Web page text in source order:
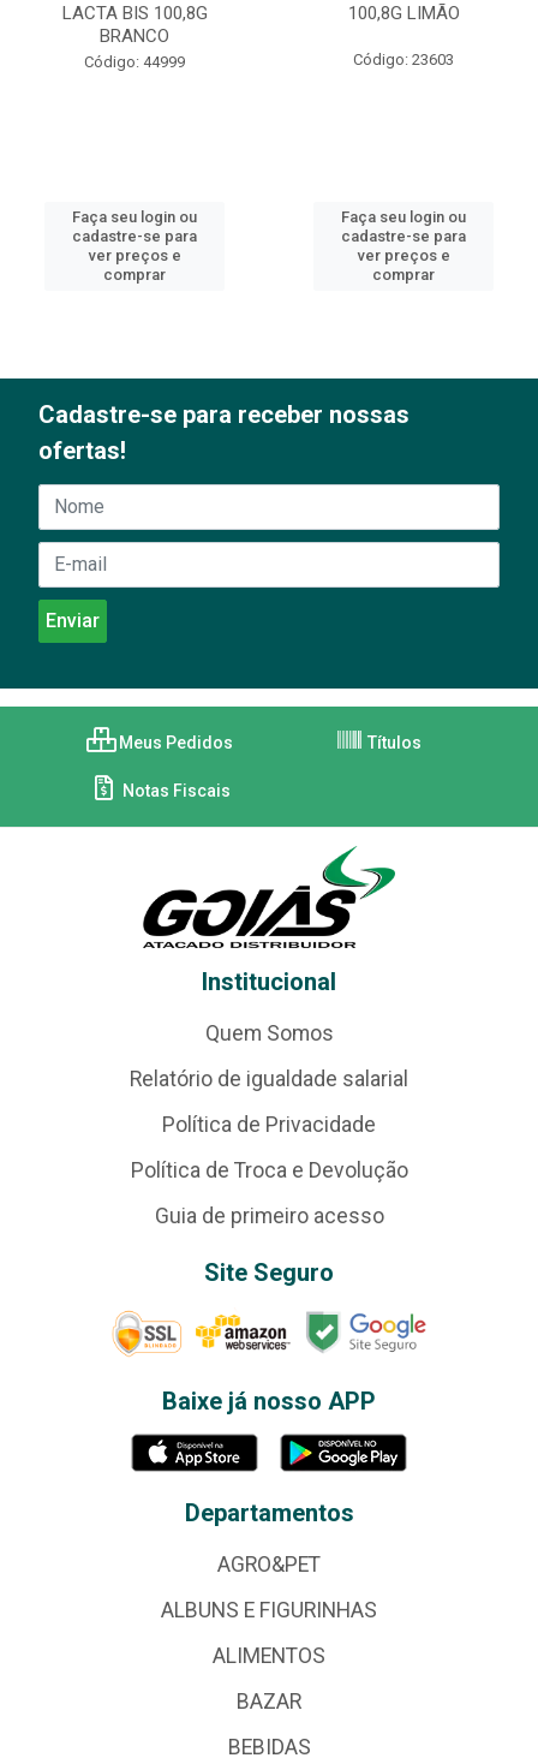
LACTA BIS 100,8G
BRANCO
Código: 44999
Faça seu login ou
cadastre-se para
ver preços e
comprar
100,8G LIMÃO
Código: 23603
Faça seu login ou
cadastre-se para
ver preços e
comprar
Cadastre-se para receber nossas
ofertas!
Meus Pedidos Títulos
Notas Fiscais
Institucional
Quem Somos
Relatório de igualdade salarial
Política de Privacidade
Política de Troca e Devolução
Guia de primeiro acesso
Site Seguro
Baixe já nosso APP
Departamentos
AGRO&PET
ALBUNS E FIGURINHAS
ALIMENTOS
BAZAR
BEBIDAS